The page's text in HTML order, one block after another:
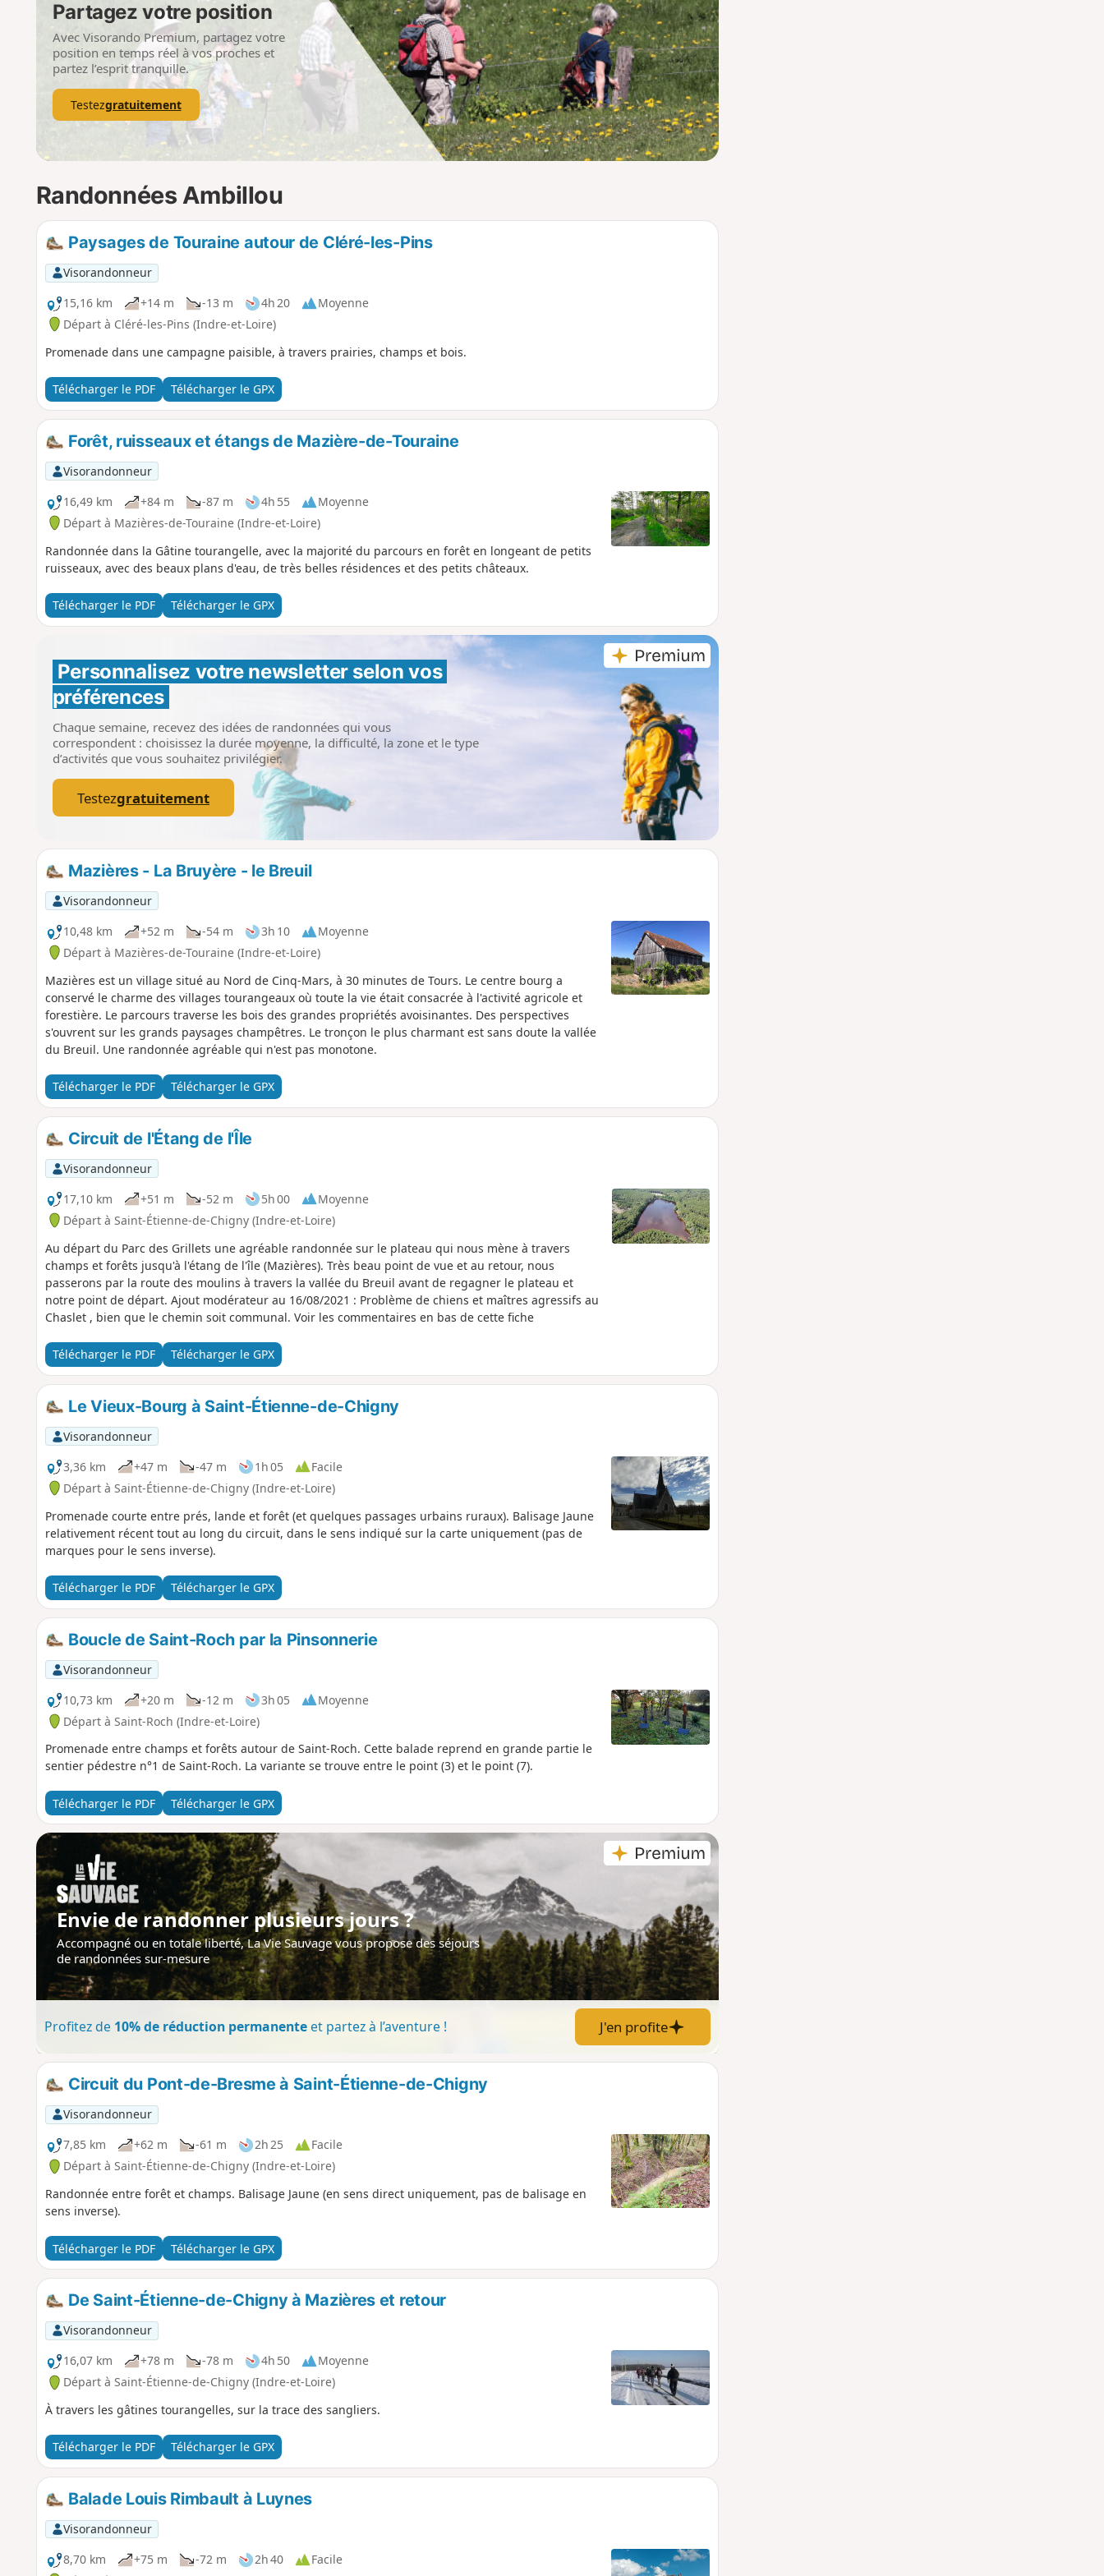
a
m
p
o
i
Partagez votre position
Avec Visorando Premium, partagez votre
position en temps réel à vos proches et
partez l’esprit tranquille.
Testezgratuitement
Randonnées Ambillou
Paysages de Touraine autour de Cléré-les-Pins
Visorandonneur
15,16 km
+14 m -13 m 4h 20
Moyenne
Départ à Cléré-les-Pins (Indre-et-Loire)
Promenade dans une campagne paisible, à travers prairies, champs et bois.
Télécharger le PDF Télécharger le GPX
Forêt, ruisseaux et étangs de Mazière-de-Touraine
Visorandonneur
16,49 km
+84 m -87 m 4h 55
Moyenne
Départ à Mazières-de-Touraine (Indre-et-Loire)
Randonnée dans la Gâtine tourangelle, avec la majorité du parcours en forêt en longeant de petits
ruisseaux, avec des beaux plans d'eau, de très belles résidences et des petits châteaux.
Télécharger le PDF Télécharger le GPX
Personnalisez votre newsletter selon vos
préférences
Chaque semaine, recevez des idées de randonnées qui vous
correspondent : choisissez la durée moyenne, la difficulté, la zone et le type
d’activités que vous souhaitez privilégier.
Testezgratuitement
Mazières - La Bruyère - le Breuil
Visorandonneur
10,48 km
+52 m -54 m 3h 10
Moyenne
Départ à Mazières-de-Touraine (Indre-et-Loire)
Mazières est un village situé au Nord de Cinq-Mars, à 30 minutes de Tours. Le centre bourg a
conservé le charme des villages tourangeaux où toute la vie était consacrée à l'activité agricole et
forestière. Le parcours traverse les bois des grandes propriétés avoisinantes. Des perspectives
s'ouvrent sur les grands paysages champêtres. Le tronçon le plus charmant est sans doute la vallée
du Breuil. Une randonnée agréable qui n'est pas monotone.
Télécharger le PDF Télécharger le GPX
Circuit de l'Étang de l'Île
Visorandonneur
17,10 km
+51 m -52 m 5h 00
Moyenne
Départ à Saint-Étienne-de-Chigny (Indre-et-Loire)
Au départ du Parc des Grillets une agréable randonnée sur le plateau qui nous mène à travers
champs et forêts jusqu'à l'étang de l'île (Mazières). Très beau point de vue et au retour, nous
passerons par la route des moulins à travers la vallée du Breuil avant de regagner le plateau et
notre point de départ. Ajout modérateur au 16/08/2021 : Problème de chiens et maîtres agressifs au
Chaslet , bien que le chemin soit communal. Voir les commentaires en bas de cette fiche
Télécharger le PDF Télécharger le GPX
Le Vieux-Bourg à Saint-Étienne-de-Chigny
Visorandonneur
3,36 km
+47 m -47 m 1h 05
Facile
Départ à Saint-Étienne-de-Chigny (Indre-et-Loire)
Promenade courte entre prés, lande et forêt (et quelques passages urbains ruraux). Balisage Jaune
relativement récent tout au long du circuit, dans le sens indiqué sur la carte uniquement (pas de
marques pour le sens inverse).
Télécharger le PDF Télécharger le GPX
Boucle de Saint-Roch par la Pinsonnerie
Visorandonneur
10,73 km
+20 m -12 m 3h 05
Moyenne
Départ à Saint-Roch (Indre-et-Loire)
Promenade entre champs et forêts autour de Saint-Roch. Cette balade reprend en grande partie le
sentier pédestre n°1 de Saint-Roch. La variante se trouve entre le point (3) et le point (7).
Télécharger le PDF Télécharger le GPX
Envie de randonner plusieurs jours ?
Accompagné ou en totale liberté, La Vie Sauvage vous propose des séjours
de randonnées sur-mesure
Profitez de 10% de réduction permanenteet partez à l’aventure ! J'en profite
Circuit du Pont-de-Bresme à Saint-Étienne-de-Chigny
Visorandonneur
7,85 km
+62 m -61 m 2h 25
Facile
Départ à Saint-Étienne-de-Chigny (Indre-et-Loire)
Randonnée entre forêt et champs. Balisage Jaune (en sens direct uniquement, pas de balisage en
sens inverse).
Télécharger le PDF Télécharger le GPX
De Saint-Étienne-de-Chigny à Mazières et retour
Visorandonneur
16,07 km
+78 m -78 m 4h 50
Moyenne
Départ à Saint-Étienne-de-Chigny (Indre-et-Loire)
À travers les gâtines tourangelles, sur la trace des sangliers.
Télécharger le PDF Télécharger le GPX
Balade Louis Rimbault à Luynes
Visorandonneur
8,70 km
+75 m -72 m 2h 40
Facile